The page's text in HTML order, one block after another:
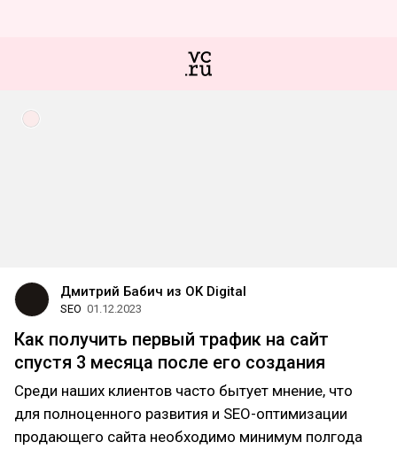
Дмитрий Бабич из OK Digital
SEO 01.12.2023
Как получить первый трафик на сайт
спустя 3 месяца после его создания
Среди наших клиентов часто бытует мнение, что
для полноценного развития и SEO-оптимизации
продающего сайта необходимо минимум полгода